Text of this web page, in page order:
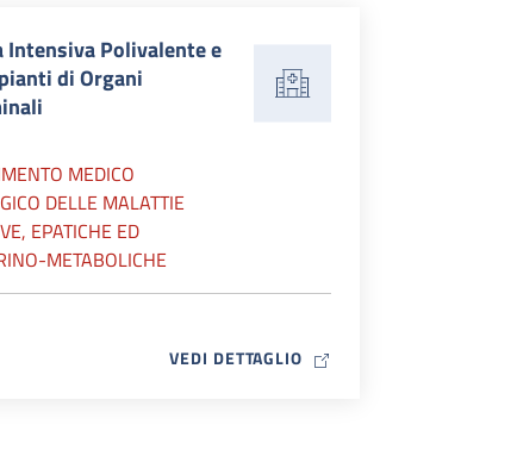
Intensiva Polivalente e
di Organi
MEDICO
DELLE MALATTIE
EPATICHE ED
METABOLICHE
VEDI DETTAGLIO MAP ICON